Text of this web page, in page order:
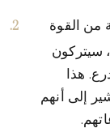
القوة
سيتركون
هذا
إلى أنهم